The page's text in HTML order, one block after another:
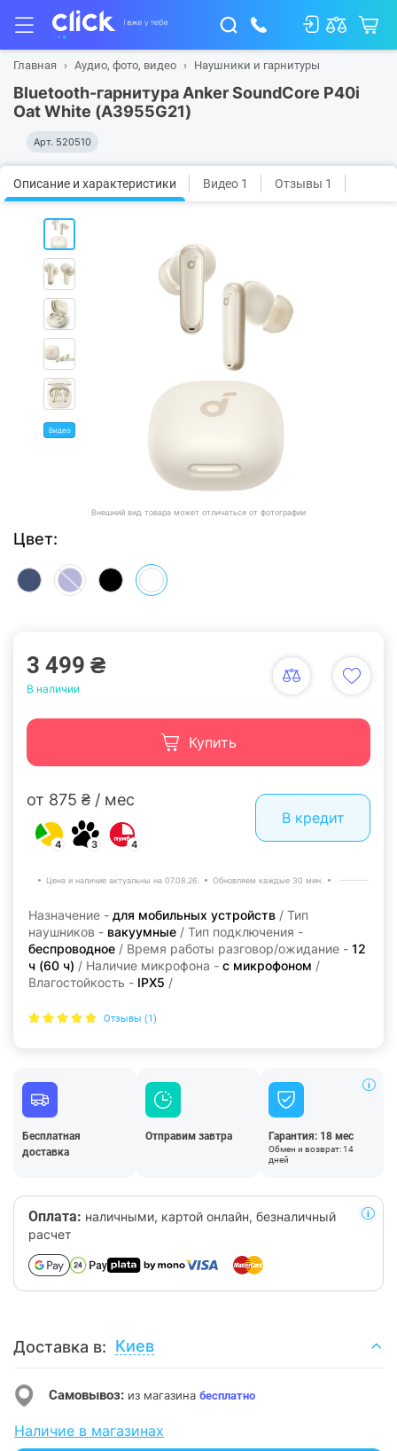
Главная Аудио, фото, видео Наушники и гарнитуры
Bluetooth-гарнитура Anker SoundCore P40i
Oat White (A3955G21)
Арт. 520510
Описание и характеристики Видео 1 Отзывы 1
Видео
Внешний вид товара может отличаться от фотографии
Цвет:
3 499 ₴
В наличии
Купить
от 875 ₴ / мес
4 3 4
В кредит
Цена и наличие актуальны на 07.08.26. Обновляем каждые 30 мин.
Назначение - для мобильных устройств / Тип
наушников - вакуумные / Тип подключения -
беспроводное / Время работы разговор/ожидание - 12
ч (60 ч) / Наличие микрофона - с микрофоном /
Влагостойкость - IPX5 /
Отзывы (1)
Бесплатная
доставка
Отправим завтра Гарантия: 18 мес
Обмен и возврат: 14
дней
Оплата: наличными, картой онлайн, безналичный
расчет
Доставка в: Киев
Самовывоз: из магазина бесплатно
Наличие в магазинах